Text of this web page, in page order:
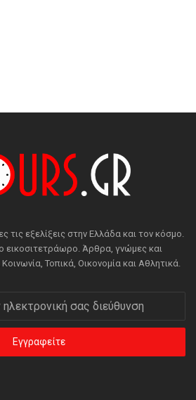
τις εξελίξεις στην Ελλάδα και τον κόσμο.
εικοσιτετράωρο. Άρθρα, γνώμες και
Τοπικά, Οικονομία και Αθλητικά.